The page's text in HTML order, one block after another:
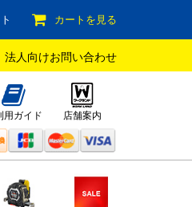
カートを見る
法人向けお問い合わせ
用ガイド 店舗案内